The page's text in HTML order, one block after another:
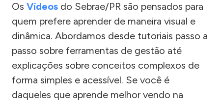
Os Vídeos do Sebrae/PR são pensados para
quem prefere aprender de maneira visual e
dinâmica. Abordamos desde tutoriais passo a
passo sobre ferramentas de gestão até
explicações sobre conceitos complexos de
forma simples e acessível. Se você é
daqueles que aprende melhor vendo na